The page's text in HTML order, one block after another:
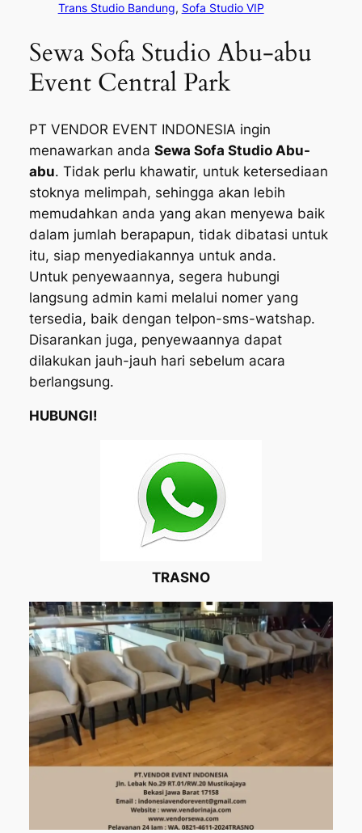
Trans Studio Bandung, Sofa Studio VIP
Sewa Sofa Studio Abu-abu
Event Central Park
PT VENDOR EVENT INDONESIA ingin
menawarkan anda Sewa Sofa Studio Abu-
abu. Tidak perlu khawatir, untuk ketersediaan
stoknya melimpah, sehingga akan lebih
memudahkan anda yang akan menyewa baik
dalam jumlah berapapun, tidak dibatasi untuk
itu, siap menyediakannya untuk anda.
Untuk penyewaannya, segera hubungi
langsung admin kami melalui nomer yang
tersedia, baik dengan telpon-sms-watshap.
Disarankan juga, penyewaannya dapat
dilakukan jauh-jauh hari sebelum acara
berlangsung.
HUBUNGI!
TRASNO